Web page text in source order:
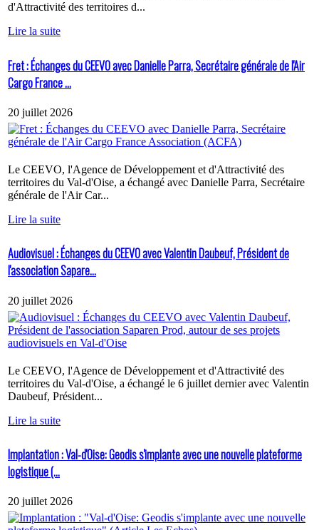
d'Attractivité des territoires d...
Lire la suite
Fret : Échanges du CEEVO avec Danielle Parra, Secrétaire générale de l'Air
Cargo France ...
20 juillet 2026
Le CEEVO, l'Agence de Développement et d'Attractivité des
territoires du Val-d'Oise, a échangé avec Danielle Parra, Secrétaire
générale de l'Air Car...
Lire la suite
Audiovisuel : Échanges du CEEVO avec Valentin Daubeuf, Président de
l'association Sapare...
20 juillet 2026
Le CEEVO, l'Agence de Développement et d'Attractivité des
territoires du Val-d'Oise, a échangé le 6 juillet dernier avec Valentin
Daubeuf, Président...
Lire la suite
Implantation : Val-d'Oise: Geodis s'implante avec une nouvelle plateforme
logistique (...
20 juillet 2026